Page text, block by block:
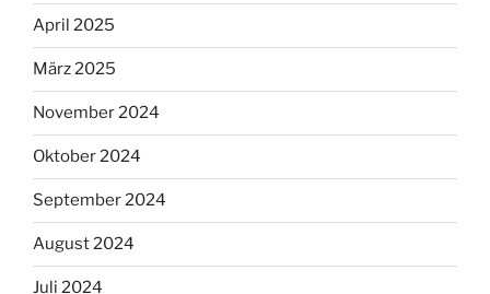
April 2025
März 2025
November 2024
Oktober 2024
September 2024
August 2024
Juli 2024